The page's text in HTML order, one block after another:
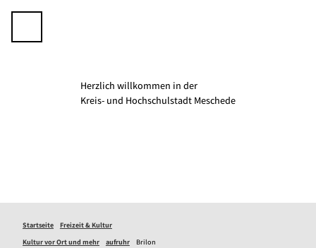
Herzlich willkommen in der
K­­­­reis- und Hochschulstadt Meschede
Startseite
Freizeit & Kultur
Kultur vor Ort und mehr
aufruhr Brilon